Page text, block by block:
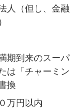
人（但し、金融
期到来のスーパ
は「チャーミン
換
万円以内